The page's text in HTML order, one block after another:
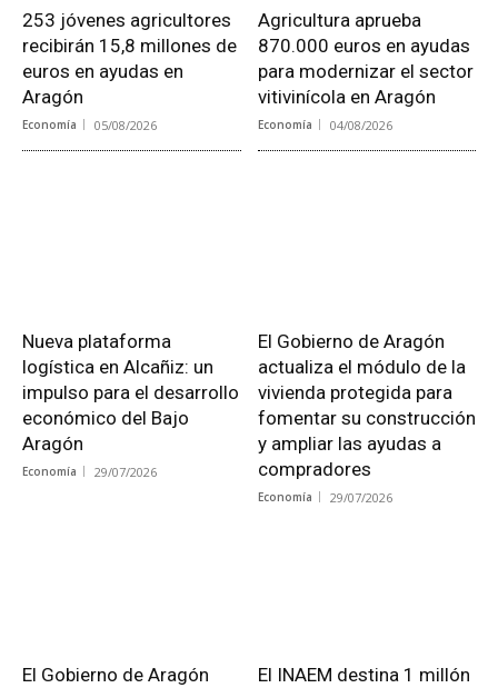
253 jóvenes agricultores
recibirán 15,8 millones de
euros en ayudas en
Aragón
Economía 05/08/2026
Agricultura aprueba
870.000 euros en ayudas
para modernizar el sector
vitivinícola en Aragón
Economía 04/08/2026
Nueva plataforma
logística en Alcañiz: un
impulso para el desarrollo
económico del Bajo
Aragón
Economía 29/07/2026
El Gobierno de Aragón
actualiza el módulo de la
vivienda protegida para
fomentar su construcción
y ampliar las ayudas a
compradores
Economía 29/07/2026
El Gobierno de Aragón
El INAEM destina 1 millón